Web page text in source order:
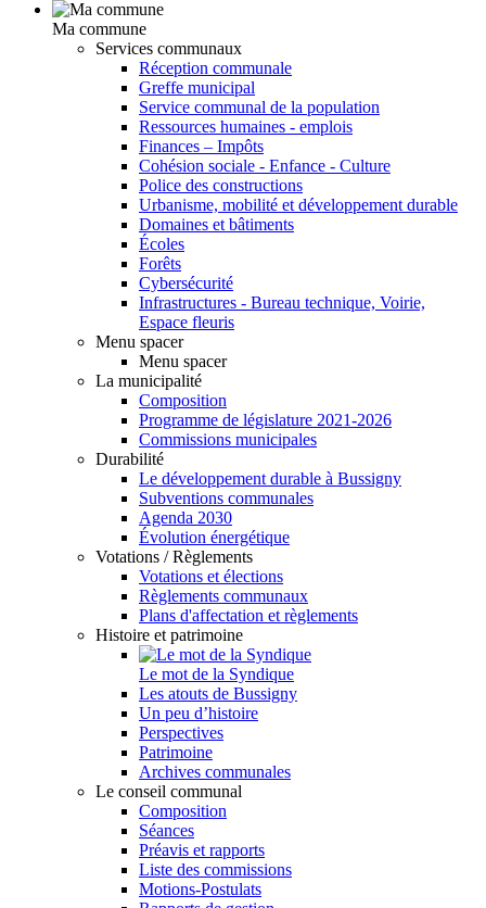
Ma commune
Services communaux
Réception communale
Greffe municipal
Service communal de la population
Ressources humaines - emplois
Finances – Impôts
Cohésion sociale - Enfance - Culture
Police des constructions
Urbanisme, mobilité et développement durable
Domaines et bâtiments
Écoles
Forêts
Cybersécurité
Infrastructures - Bureau technique, Voirie,
Espace fleuris
Menu spacer
Menu spacer
La municipalité
Composition
Programme de législature 2021-2026
Commissions municipales
Durabilité
Le développement durable à Bussigny
Subventions communales
Agenda 2030
Évolution énergétique
Votations / Règlements
Votations et élections
Règlements communaux
Plans d'affectation et règlements
Histoire et patrimoine
Le mot de la Syndique
Les atouts de Bussigny
Un peu d’histoire
Perspectives
Patrimoine
Archives communales
Le conseil communal
Composition
Séances
Préavis et rapports
Liste des commissions
Motions-Postulats